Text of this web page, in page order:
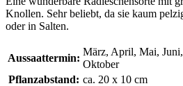
Knollen. Sehr beliebt, da sie kaum
oder in Salten.
Aussaattermin:
März, April, Mai,
Oktober
Pflanzabstand: ca. 20 x 10 cm